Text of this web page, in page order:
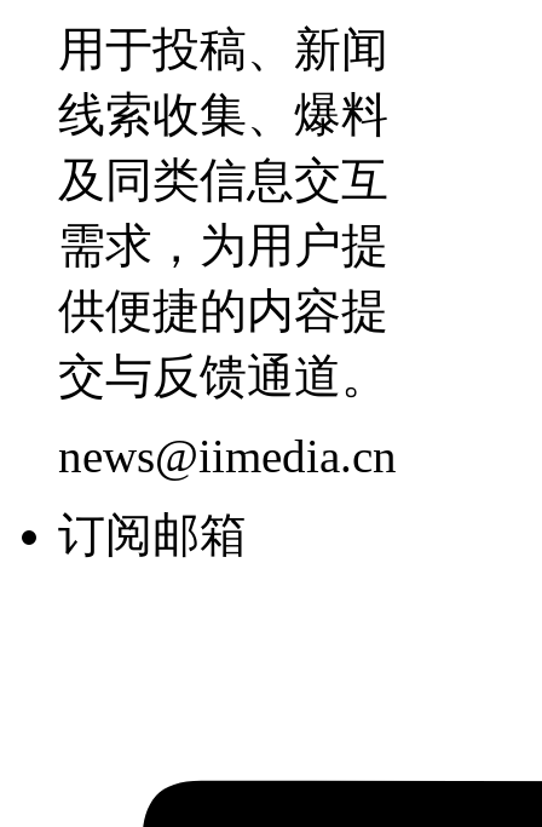
用于投稿、新闻
线索收集、爆料
及同类信息交互
需求，为用户提
供便捷的内容提
交与反馈通道。
news@iimedia.cn
订阅邮箱